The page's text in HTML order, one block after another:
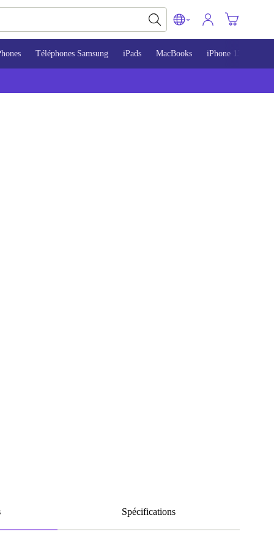
Téléphones Samsung iPads MacBooks iPhone 13
Spécifications